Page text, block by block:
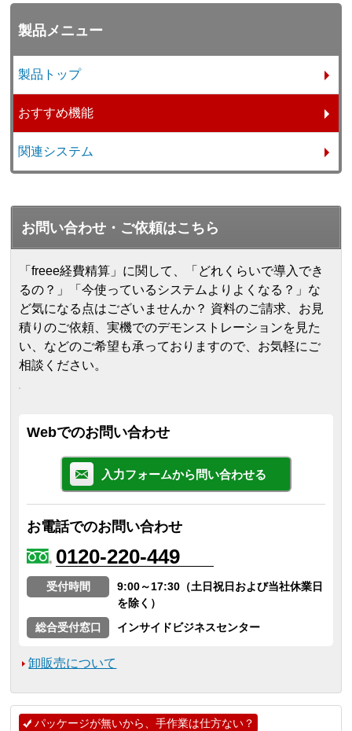
製品メニュー
製品トップ
おすすめ機能
関連システム
お問い合わせ・ご依頼はこちら
「freee経費精算」に関して、「どれくらいで導入でき
るの？」「今使っているシステムよりよくなる？」な
ど気になる点はございませんか？ 資料のご請求、お見
積りのご依頼、実機でのデモンストレーションを見た
い、などのご希望も承っておりますので、お気軽にご
相談ください。
Webでのお問い合わせ
入力フォームから問い合わせる
お電話でのお問い合わせ
0120-220-449
受付時間
9:00～17:30（土日祝日および当社休業日
を除く）
総合受付窓口
インサイドビジネスセンター
卸販売について
パッケージが無いから、手作業は仕方ない？